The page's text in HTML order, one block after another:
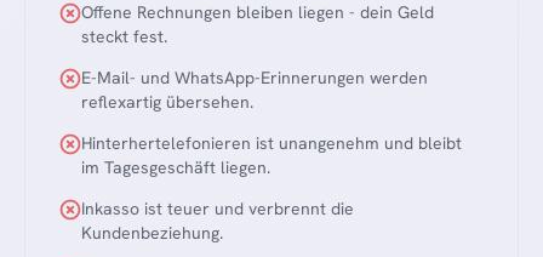
Offene Rechnungen bleiben liegen - dein Geld
steckt fest.
E-Mail- und WhatsApp-Erinnerungen werden
reflexartig übersehen.
Hinterhertelefonieren ist unangenehm und bleibt
im Tagesgeschäft liegen.
Inkasso ist teuer und verbrennt die
Kundenbeziehung.